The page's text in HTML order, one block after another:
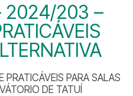
2024/203 –
PRATICÁVEIS PARA SALAS
DE TATUÍ